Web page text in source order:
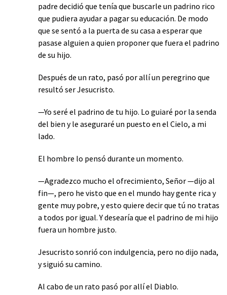
padre decidió que tenía que buscarle un padrino rico
que pudiera ayudar a pagar su educación. De modo
que se sentó a la puerta de su casa a esperar que
pasase alguien a quien proponer que fuera el padrino
de su hijo.
Después de un rato, pasó por allí un peregrino que
resultó ser Jesucristo.
—Yo seré el padrino de tu hijo. Lo guiaré por la senda
del bien y le aseguraré un puesto en el Cielo, a mi
lado.
El hombre lo pensó durante un momento.
—Agradezco mucho el ofrecimiento, Señor —dijo al
fin—, pero he visto que en el mundo hay gente rica y
gente muy pobre, y esto quiere decir que tú no tratas
a todos por igual. Y desearía que el padrino de mi hijo
fuera un hombre justo.
Jesucristo sonrió con indulgencia, pero no dijo nada,
y siguió su camino.
Al cabo de un rato pasó por allí el Diablo.